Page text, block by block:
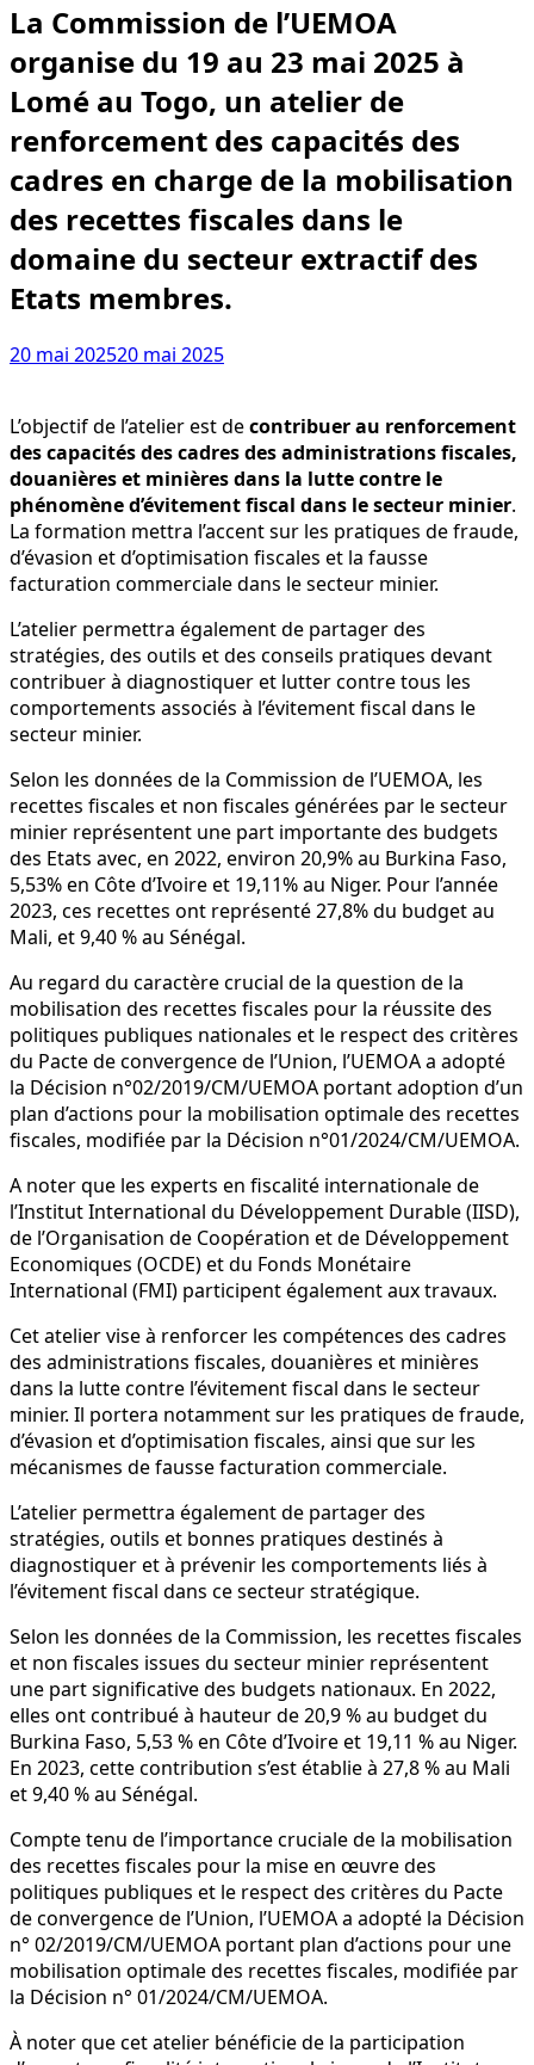
La Commission de l’UEMOA
organise du 19 au 23 mai 2025 à
Lomé au Togo, un atelier de
renforcement des capacités des
cadres en charge de la mobilisation
des recettes fiscales dans le
domaine du secteur extractif des
Etats membres.
20 mai 202520 mai 2025
L’objectif de l’atelier est decontribuer au renforcement
des capacités des cadres desadministrations fiscales,
douanières et minières dans la lutte contre le
phénomèned’évitement fiscal dans le secteur minier.
La formation mettra l’accent sur les pratiques de fraude,
d’évasion et d’optimisation fiscales et la fausse
facturation commerciale dans le secteur minier.
L’atelier permettra également de partager des
stratégies, des outils et des conseils pratiques devant
contribuer à diagnostiquer et lutter contre tous les
comportements associés à l’évitement fiscal dans le
secteur minier.
Selon les données de la Commission de l’UEMOA, les
recettes fiscales et non fiscales générées par le secteur
minier représentent une part importante des budgets
des Etats avec, en 2022, environ 20,9% au Burkina Faso,
5,53% en Côte d’Ivoire et 19,11% au Niger. Pour l’année
2023, ces recettes ont représenté 27,8% du budget au
Mali, et 9,40 % au Sénégal.
Au regard du caractère crucial de la question de la
mobilisation des recettes fiscales pour la réussite des
politiques publiques nationales et le respect des critères
du Pacte de convergence de l’Union, l’UEMOA a adopté
la Décision n°02/2019/CM/UEMOA portant adoption d’un
plan d’actions pour la mobilisation optimale des recettes
fiscales, modifiée par la Décision n°01/2024/CM/UEMOA.
A noter que les experts en fiscalité internationale de
l’Institut International du Développement Durable (IISD),
de l’Organisation de Coopération et de Développement
Economiques (OCDE) et du Fonds Monétaire
International (FMI) participent également aux travaux.
Cet atelier vise à renforcer les compétences des cadres
des administrations fiscales, douanières et minières
dans la lutte contre l’évitement fiscal dans le secteur
minier. Il portera notamment sur les pratiques de fraude,
d’évasion et d’optimisation fiscales, ainsi que sur les
mécanismes de fausse facturation commerciale.
L’atelier permettra également de partager des
stratégies, outils et bonnes pratiques destinés à
diagnostiquer et à prévenir les comportements liés à
l’évitement fiscal dans ce secteur stratégique.
Selon les données de la Commission, les recettes fiscales
et non fiscales issues du secteur minier représentent
une part significative des budgets nationaux. En 2022,
elles ont contribué à hauteur de 20,9 % au budget du
Burkina Faso, 5,53 % en Côte d’Ivoire et 19,11 % au Niger.
En 2023, cette contribution s’est établie à 27,8 % au Mali
et 9,40 % au Sénégal.
Compte tenu de l’importance cruciale de la mobilisation
des recettes fiscales pour la mise en œuvre des
politiques publiques et le respect des critères du Pacte
de convergence de l’Union, l’UEMOA a adopté la Décision
n° 02/2019/CM/UEMOA portant plan d’actions pour une
mobilisation optimale des recettes fiscales, modifiée par
la Décision n° 01/2024/CM/UEMOA.
À noter que cet atelier bénéficie de la participation